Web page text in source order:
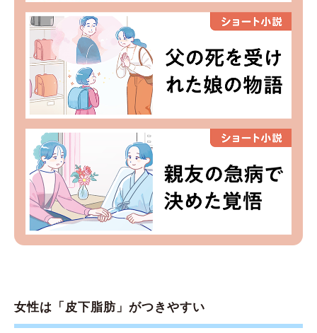
女性は「皮下脂肪」がつきやすい